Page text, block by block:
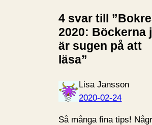
4 svar till
2020: Böckerna
är sugen på att
läsa”
Lisa Jansson
2020-02-24
Så många fina tips!